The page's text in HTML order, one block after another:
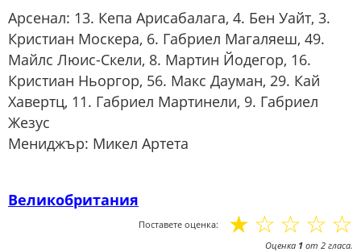
Арсенал: 13. Кепа Арисабалага, 4. Бен Уайт, 3.
Кристиан Москера, 6. Габриел Магаляеш, 49.
Майлс Люис-Скели, 8. Мартин Йодегор, 16.
Кристиан Ньоргор, 56. Макс Дауман, 29. Кай
Хавертц, 11. Габриел Мартинели, 9. Габриел
Жезус
Мениджър: Микел Артета
Великобритания
Поставете оценка: ☆
☆
☆
☆
☆
Оценка 1 от 2 гласа.